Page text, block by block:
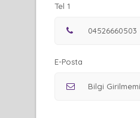
Tel 1
E-Posta